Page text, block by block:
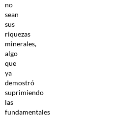
no
sean
sus
riquezas
minerales,
algo
que
ya
demostró
suprimiendo
las
fundamentales